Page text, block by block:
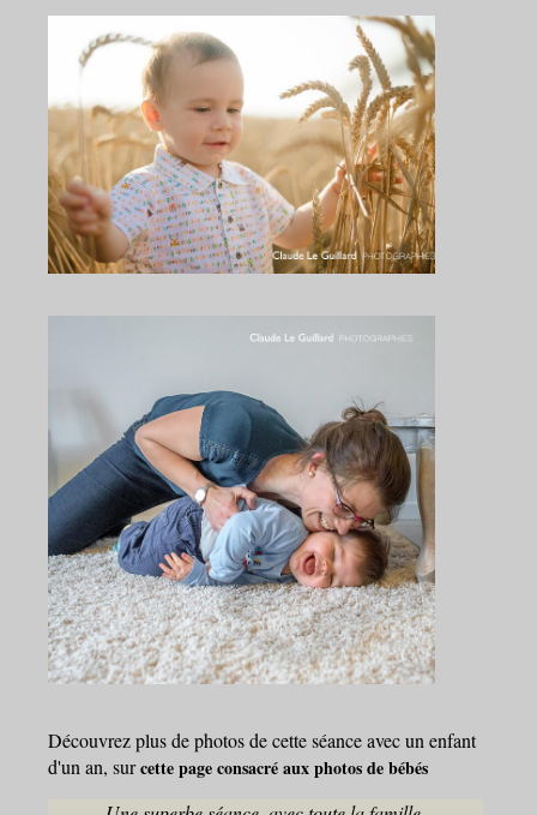
Découvrez plus de photos de cette séance avec un enfant
d'un an, surcette page consacré aux photos de bébés